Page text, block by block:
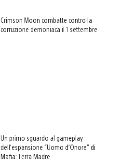
Crimson Moon combatte contro la
corruzione demoniaca il 1 settembre
Un primo sguardo al gameplay
dell’espansione “Uomo d’Onore” di
Mafia: Terra Madre